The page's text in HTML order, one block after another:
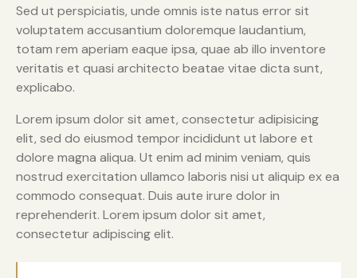
Sed ut perspiciatis, unde omnis iste natus error sit
voluptatem accusantium doloremque laudantium,
totam rem aperiam eaque ipsa, quae ab illo inventore
veritatis et quasi architecto beatae vitae dicta sunt,
explicabo.
Lorem ipsum dolor sit amet, consectetur adipisicing
elit, sed do eiusmod tempor incididunt ut labore et
dolore magna aliqua. Ut enim ad minim veniam, quis
nostrud exercitation ullamco laboris nisi ut aliquip ex ea
commodo consequat. Duis aute irure dolor in
reprehenderit. Lorem ipsum dolor sit amet,
consectetur adipiscing elit.